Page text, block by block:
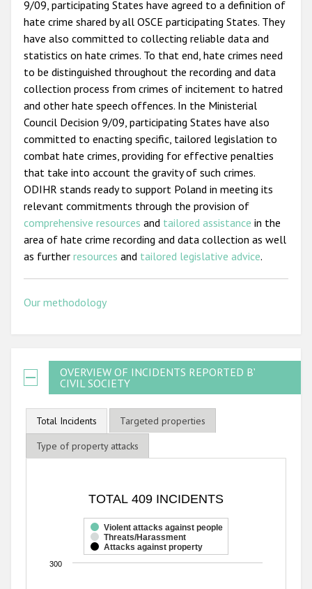
9/09, participating States have agreed to a definition of
hate crime shared by all OSCE participating States. They
have also committed to collecting reliable data and
statistics on hate crimes. To that end, hate crimes need
to be distinguished throughout the recording and data
collection process from crimes of incitement to hatred
and other hate speech offences. In the Ministerial
Council Decision 9/09, participating States have also
committed to enacting specific, tailored legislation to
combat hate crimes, providing for effective penalties
that take into account the gravity of such crimes.
ODIHR stands ready to support Poland in meeting its
relevant commitments through the provision of
comprehensive resources and tailored assistance in the
area of hate crime recording and data collection as well
as further resources and tailored legislative advice.
Our methodology
OVERVIEW OF INCIDENTS REPORTED BY
CIVIL SOCIETY
Total Incidents
Targeted properties
Type of property attacks
Bar chart with 3 data series.
The chart has 1 X axis displaying categories.
The chart has 1 Y axis displaying values. Range: 0 to 300.
TOTAL 409 INCIDENTS
Violent attacks against people
Threats/Harassment
Attacks against property
300